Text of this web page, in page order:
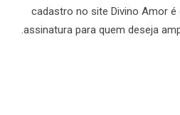
cadastro no site Divino Amor
assinatura para quem deseja